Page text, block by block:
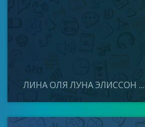
ЛИНА ОЛЯ ЛУНА ЭЛИССОН ...